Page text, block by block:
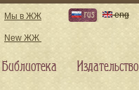
Мы в ЖЖ
New ЖЖ
rus eng
Библиотека Издательство